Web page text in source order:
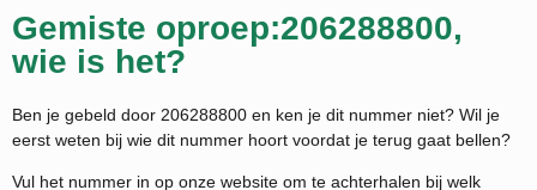
Gemiste oproep:206288800,
wie is het?
Ben je gebeld door 206288800 en ken je dit nummer niet? Wil je
eerst weten bij wie dit nummer hoort voordat je terug gaat bellen?
Vul het nummer in op onze website om te achterhalen bij welk